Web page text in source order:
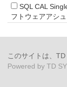
SQL CAL
フトウェアアシ
このサイトは、
Powered by TD